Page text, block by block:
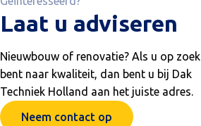
Laat u adviseren
Nieuwbouw of renovatie? Als u op zoek
bent naar kwaliteit, dan bent u bij Dak
Techniek Holland aan het juiste adres.
Neem contact op